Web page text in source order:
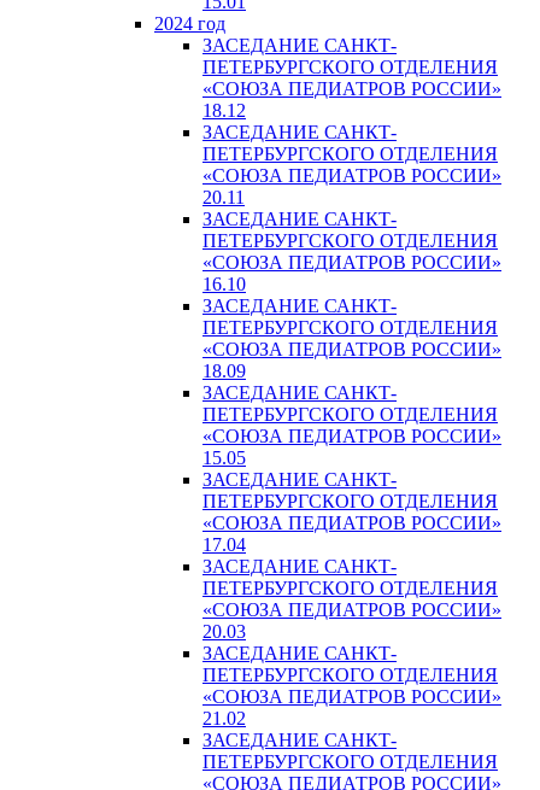
2024 год
ЗАСЕДАНИЕ САНКТ-
ПЕТЕРБУРГСКОГО ОТДЕЛЕНИЯ
«СОЮЗА ПЕДИАТРОВ РОССИИ»
18.12
ЗАСЕДАНИЕ САНКТ-
ПЕТЕРБУРГСКОГО ОТДЕЛЕНИЯ
«СОЮЗА ПЕДИАТРОВ РОССИИ»
20.11
ЗАСЕДАНИЕ САНКТ-
ПЕТЕРБУРГСКОГО ОТДЕЛЕНИЯ
«СОЮЗА ПЕДИАТРОВ РОССИИ»
16.10
ЗАСЕДАНИЕ САНКТ-
ПЕТЕРБУРГСКОГО ОТДЕЛЕНИЯ
«СОЮЗА ПЕДИАТРОВ РОССИИ»
18.09
ЗАСЕДАНИЕ САНКТ-
ПЕТЕРБУРГСКОГО ОТДЕЛЕНИЯ
«СОЮЗА ПЕДИАТРОВ РОССИИ»
15.05
ЗАСЕДАНИЕ САНКТ-
ПЕТЕРБУРГСКОГО ОТДЕЛЕНИЯ
«СОЮЗА ПЕДИАТРОВ РОССИИ»
17.04
ЗАСЕДАНИЕ САНКТ-
ПЕТЕРБУРГСКОГО ОТДЕЛЕНИЯ
«СОЮЗА ПЕДИАТРОВ РОССИИ»
20.03
ЗАСЕДАНИЕ САНКТ-
ПЕТЕРБУРГСКОГО ОТДЕЛЕНИЯ
«СОЮЗА ПЕДИАТРОВ РОССИИ»
21.02
ЗАСЕДАНИЕ САНКТ-
ПЕТЕРБУРГСКОГО ОТДЕЛЕНИЯ
«СОЮЗА ПЕДИАТРОВ РОССИИ»